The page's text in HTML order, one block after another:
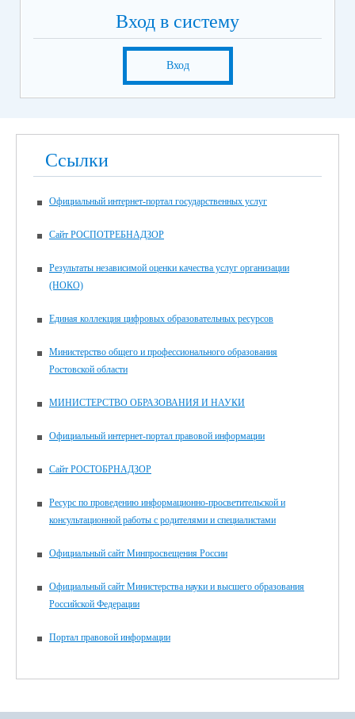
Вход в систему
Вход
Ссылки
Официальный интернет-портал государственных услуг
Сайт РОСПОТРЕБНАДЗОР
Результаты независимой оценки качества услуг организации
(НОКО)
Единая коллекция цифровых образовательных ресурсов
Министерство общего и профессионального образования
Ростовской области
МИНИСТЕРСТВО ОБРАЗОВАНИЯ И НАУКИ
Официальный интернет-портал правовой информации
Сайт РОСТОБРНАДЗОР
Ресурс по проведению информационно-просветительской и
консультационной работы с родителями и специалистами
Официальный сайт Минпросвещения России
Официальный сайт Министерства науки и высшего образования
Российской Федерации
Портал правовой информации